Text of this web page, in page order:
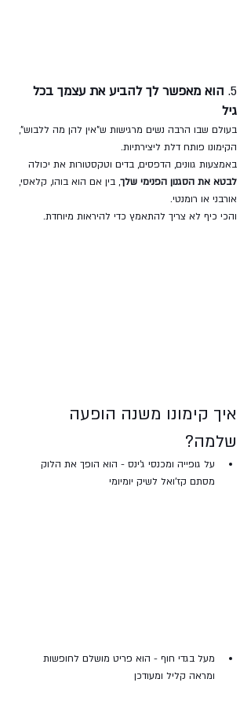
5. הוא מאפשר לך להביע את עצמך בכל
גיל
בעולם שבו הרבה נשים מרגישות ש"אין להן מה ללבוש",
הקימונו פותח דלת ליצירתיות.
באמצעות גוונים, הדפסים, בדים וטקסטורות את יכולה
לבטא את הסגנון הפנימי שלך, בין אם הוא בוהו, קלאסי,
אורבני או רומנטי.
והכי כיף לא צריך להתאמץ כדי להיראות מיוחדת.
איך קימונו משנה הופעה
שלמה?
על גופייה ומכנסי ג'ינס - הוא הופך את הלוק
מסתם קז'ואל לשיק יומיומי
מעל בגדי חוף - הוא פריט מושלם לחופשות
ומראה קליל ומעודכן